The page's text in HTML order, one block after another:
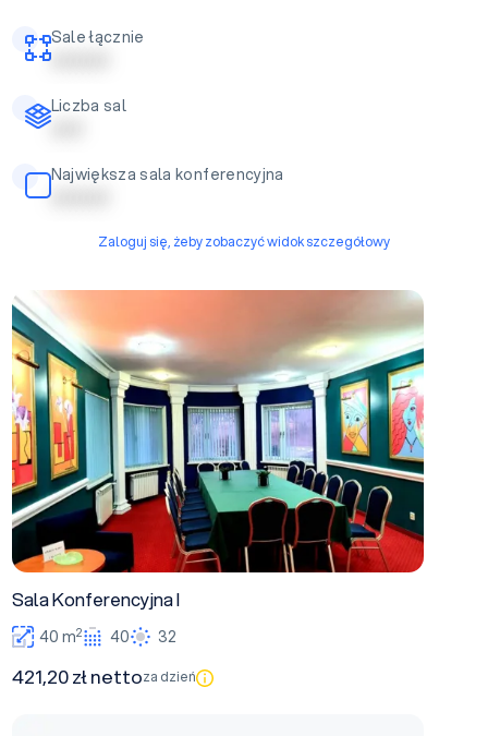
Sale łącznie
| | | | | | | | |
Liczba sal
| | | | |
Największa sala konferencyjna
| | | | | | | | |
Zaloguj się, żeby zobaczyć widok szczegółowy
Sala Konferencyjna I
Sala Konferencyjna I
40 m2 40 32
421,20 zł nettoza dzień